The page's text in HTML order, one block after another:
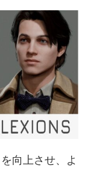
向上させ、よ